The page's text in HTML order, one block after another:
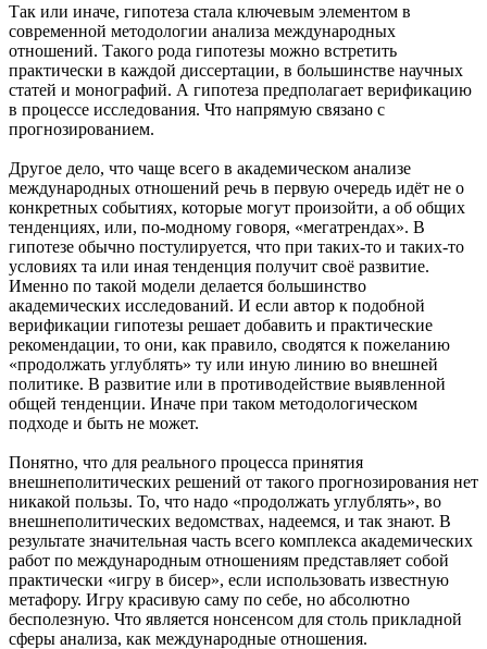
Так или иначе, гипотеза стала ключевым элементом в
современной методологии анализа международных
отношений. Такого рода гипотезы можно встретить
практически в каждой диссертации, в большинстве научных
статей и монографий. А гипотеза предполагает верификацию
в процессе исследования. Что напрямую связано с
прогнозированием.
Другое дело, что чаще всего в академическом анализе
международных отношений речь в первую очередь идёт не о
конкретных событиях, которые могут произойти, а об общих
тенденциях, или, по-модному говоря, «мегатрендах». В
гипотезе обычно постулируется, что при таких-то и таких-то
условиях та или иная тенденция получит своё развитие.
Именно по такой модели делается большинство
академических исследований. И если автор к подобной
верификации гипотезы решает добавить и практические
рекомендации, то они, как правило, сводятся к пожеланию
«продолжать углублять» ту или иную линию во внешней
политике. В развитие или в противодействие выявленной
общей тенденции. Иначе при таком методологическом
подходе и быть не может.
Понятно, что для реального процесса принятия
внешнеполитических решений от такого прогнозирования нет
никакой пользы. То, что надо «продолжать углублять», во
внешнеполитических ведомствах, надеемся, и так знают. В
результате значительная часть всего комплекса академических
работ по международным отношениям представляет собой
практически «игру в бисер», если использовать известную
метафору. Игру красивую саму по себе, но абсолютно
бесполезную. Что является нонсенсом для столь прикладной
сферы анализа, как международные отношения.